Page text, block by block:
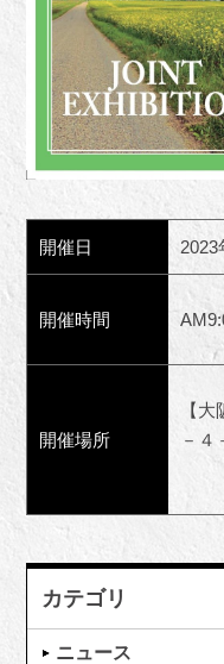
開催日 2023
開催時間
開催場所
【
－４
ク
カテゴリ
ニュース